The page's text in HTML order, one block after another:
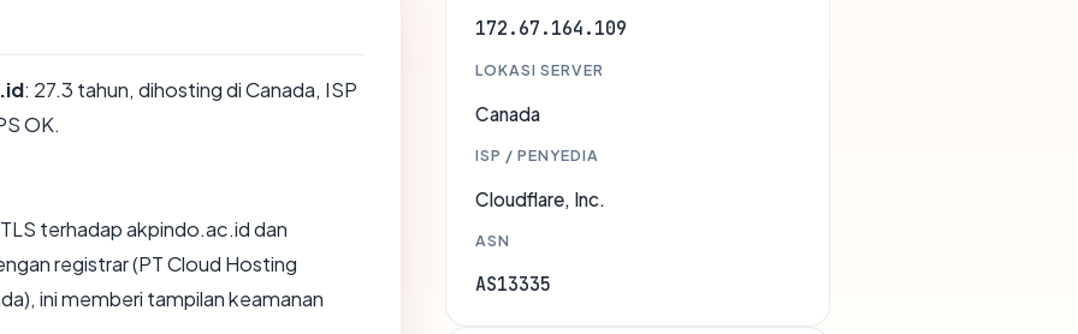
: 27.3 tahun, dihosting di Canada, ISP
OK.
terhadap akpindo.ac.id dan
registrar (PT Cloud Hosting
ini memberi tampilan keamanan
172.67.164.109
LOKASI SERVER
Canada
ISP / PENYEDIA
Cloudflare, Inc.
ASN
AS13335